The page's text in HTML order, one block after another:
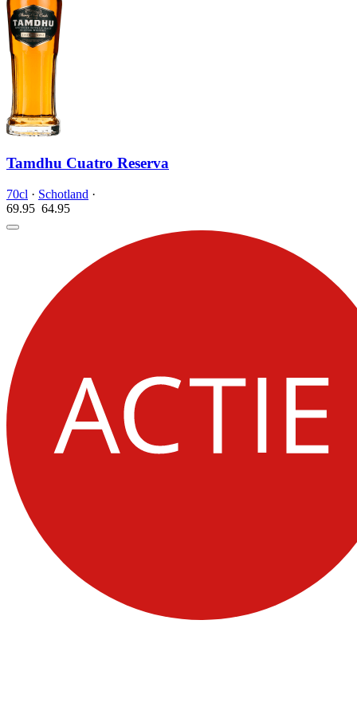
Tamdhu Cuatro Reserva
70cl · Schotland ·
69.95 64.95